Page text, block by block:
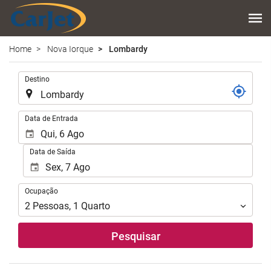
Home Nova Iorque Lombardy
Destino
Data de Entrada
Data de Saída
Ocupação
Ocupação
2 Pessoas, 1 Quarto
Pesquisar